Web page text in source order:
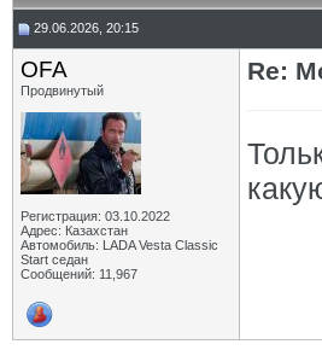
29.06.2026, 20:15
OFA
Продвинутый
Регистрация: 03.10.2022
Адрес: Казахстан
Автомобиль: LADA Vesta Classic
Start седан
Сообщений: 11,967
Re: